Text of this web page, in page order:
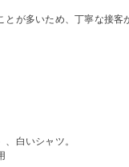
とが多いため、丁寧な接客
、白いシャツ。